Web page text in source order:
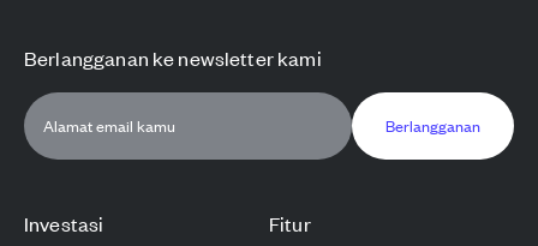
Investasi Fitur
Berlangganan ke newsletter kami
Berlangganan